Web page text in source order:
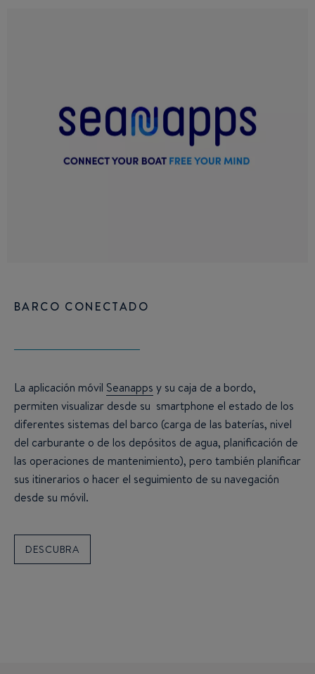
BARCO CONECTADO
La aplicación móvil Seanapps y su caja de a bordo,
permiten visualizar desde su smartphone el estado de los
diferentes sistemas del barco (carga de las baterías, nivel
del carburante o de los depósitos de agua, planificación de
las operaciones de mantenimiento), pero también planificar
sus itinerarios o hacer el seguimiento de su navegación
desde su móvil.
DESCUBRA